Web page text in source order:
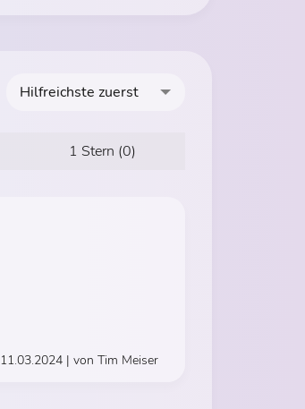
Hilfreichste zuerst
1 Stern (0)
11.03.2024 | von Tim Meiser